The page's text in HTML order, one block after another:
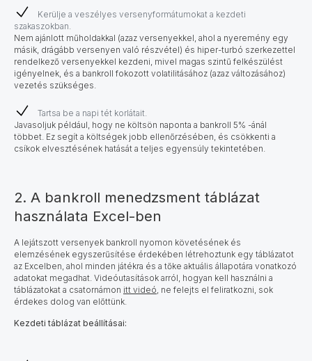
Kerülje a veszélyes versenyformátumokat a kezdeti
szakaszokban.
Nem ajánlott műholdakkal (azaz versenyekkel, ahol a nyeremény egy
másik, drágább versenyen való részvétel) és hiper-turbó szerkezettel
rendelkező versenyekkel kezdeni, mivel magas szintű felkészülést
igényelnek, és a bankroll fokozott volatilitásához (azaz változásához)
vezetés szükséges.
Tartsa be a napi tét korlátait.
Javasoljuk például, hogy ne költsön naponta a bankroll 5% -ánál
többet. Ez segít a költségek jobb ellenőrzésében, és csökkenti a
csíkok elvesztésének hatását a teljes egyensúly tekintetében.
2. A bankroll menedzsment táblázat
használata Excel-ben
A lejátszott versenyek bankroll nyomon követésének és
elemzésének egyszerűsítése érdekében létrehoztunk egy táblázatot
az Excelben, ahol minden játékra és a tőke aktuális állapotára vonatkozó
adatokat megadhat. Videóutasítások arról, hogyan kell használni a
táblázatokat a csatornámon itt videó , ne felejts el feliratkozni, sok
érdekes dolog van előttünk.
Kezdeti táblázat beállításai: